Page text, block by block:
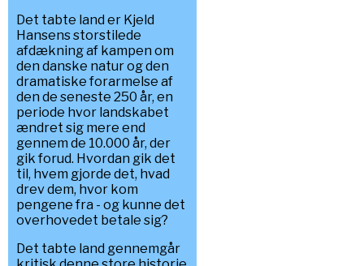
Det tabte land er Kjeld
Hansens storstilede
afdækning af kampen om
den danske natur og den
dramatiske forarmelse af
den de seneste 250 år, en
periode hvor landskabet
ændret sig mere end
gennem de 10.000 år, der
gik forud. Hvordan gik det
til, hvem gjorde det, hvad
drev dem, hvor kom
pengene fra - og kunne det
overhovedet betale sig?
Det tabte land gennemgår